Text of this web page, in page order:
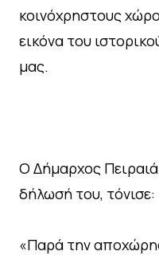
κοινόχρηστους
εικόνα του
μας.
Ο Δήμαρχος
δήλωσή του, τόνισε:
«Παρά την